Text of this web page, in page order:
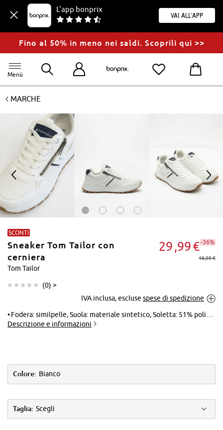
L'app bonprix
Vai all'app
Fino al 50% in meno nei saldi. Scoprili qui >>
Menù
<MARCHE
ingrandire
< >
SCONTI
Sneaker Tom Tailor con
cerniera
Tom Tailor
(0) >
29 99€-36%
46,99 €
IVA inclusa, escluse spese di spedizione
Fodera: similpelle, Suola: materiale sintetico, Soletta: 51% poliestere (riciclato), 49% poliestere
Descrizione e informazioni
Colore: Bianco
Taglia: Scegli